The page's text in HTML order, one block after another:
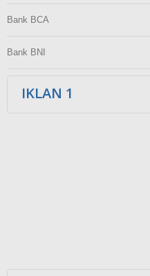
Bank BCA
Bank BNI
IKLAN 1